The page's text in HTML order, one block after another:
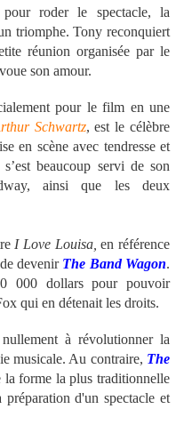
roder le spectacle, la
triomphe. Tony reconquiert
réunion organisée par le
son amour.
pour le film en une
Schwartz, est le célèbre
en scène avec tendresse et
beaucoup servi de son
ainsi que les deux
I Love Louisa, en référence
devenir The Band Wagon.
000 dollars pour pouvoir
qui en détenait les droits.
à révolutionner la
musicale. Au contraire, The
la forme la plus traditionnelle
d'un spectacle et